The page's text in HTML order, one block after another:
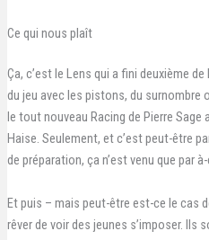
Ce qui nous plaît
Ça, c’est le Lens qui a fini deuxième
du jeu avec les pistons, du
le tout nouveau Racing de Pierre Sage
Haise. Seulement, et c’est peut-être
de préparation, ça n’est venu que par
Et puis – mais peut-être est-ce le cas
rêver de voir des jeunes s’imposer. Ils